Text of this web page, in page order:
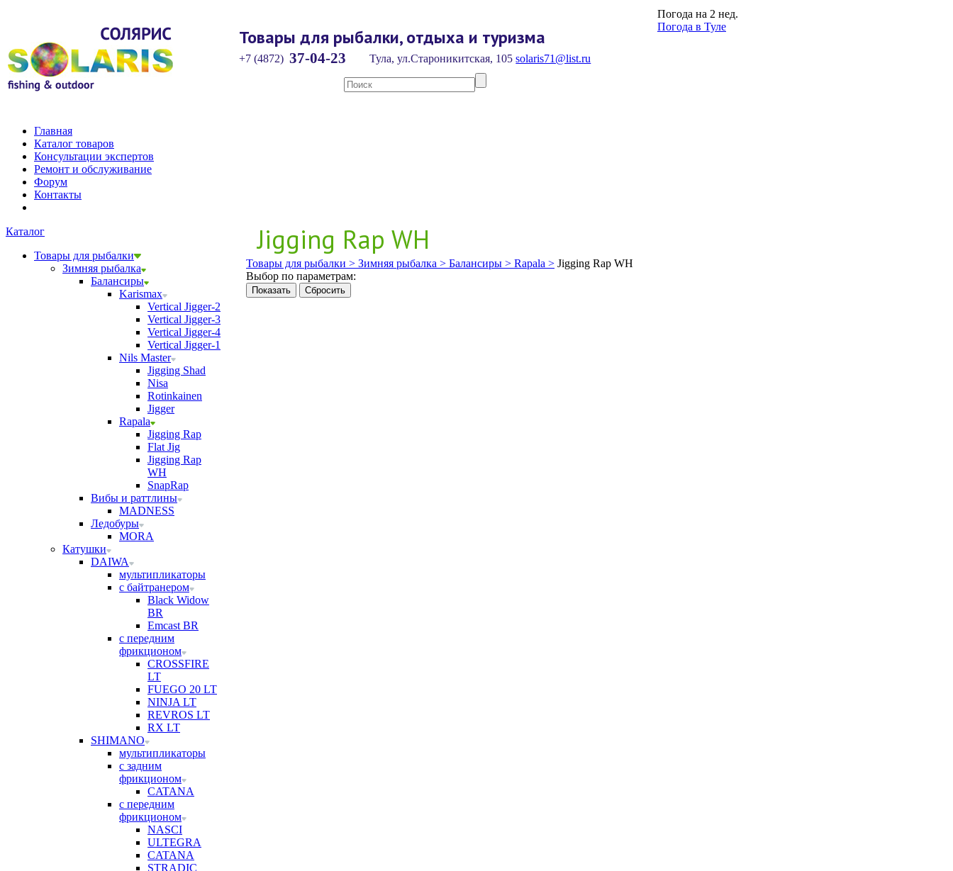
Товары для рыбалки, отдыха и туризма
+7 (4872) 37-04-23 Тула, ул.Староникитская, 105solaris71@list.ru
Погода на 2 нед.
Погода в Туле
Главная
Каталог товаров
Консультации экспертов
Ремонт и обслуживание
Форум
Контакты
Каталог
Товары для рыбалки
Зимняя рыбалка
Балансиры
Karismax
Vertical Jigger-2
Vertical Jigger-3
Vertical Jigger-4
Vertical Jigger-1
Nils Master
Jigging Shad
Nisa
Rotinkainen
Jigger
Rapala
Jigging Rap
Flat Jig
Jigging Rap
WH
SnapRap
Вибы и раттлины
MADNESS
Ледобуры
MORA
Катушки
DAIWA
мультипликаторы
с байтранером
Black Widow
BR
Emcast BR
с передним
фрикционом
CROSSFIRE
LT
FUEGO 20 LT
NINJA LT
REVROS LT
RX LT
SHIMANO
мультипликаторы
с задним
фрикционом
CATANA
с передним
фрикционом
NASCI
ULTEGRA
CATANA
STRADIC
Jigging Rap WH
Товары для рыбалки > Зимняя рыбалка > Балансиры > Rapala > Jigging Rap WH
Выбор по параметрам: